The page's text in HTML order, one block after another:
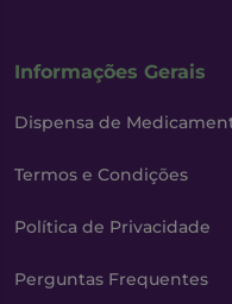
Informações Gerais
Dispensa de
Termos e Condições
Política de Privacidade
Perguntas Frequentes